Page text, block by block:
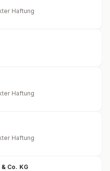
Haftung
Haftung
Haftung
Co. KG